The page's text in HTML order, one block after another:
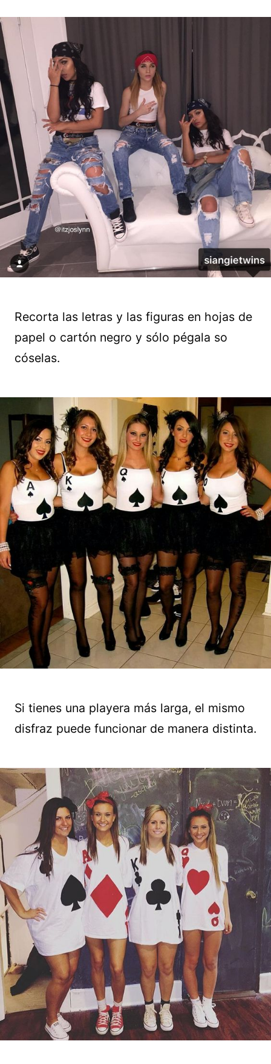
Recorta las letras y las figuras en hojas de
papel o cartón negro y sólo pégala so
cóselas.
Si tienes una playera más larga, el mismo
disfraz puede funcionar de manera distinta.